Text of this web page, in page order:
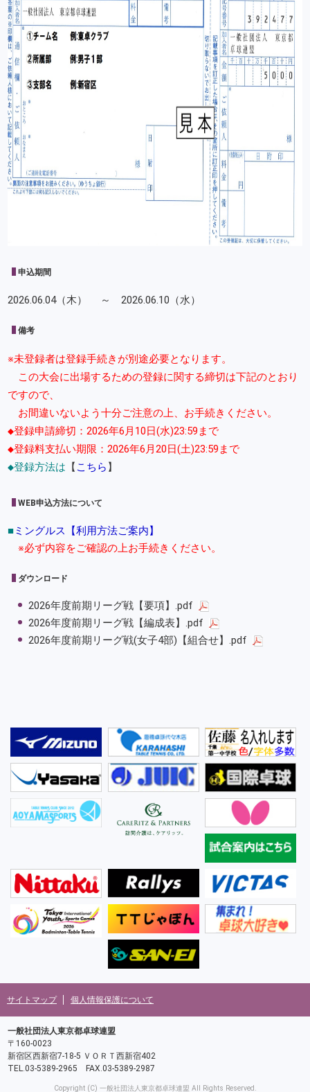
申込期間
2026.06.04（木） ～ 2026.06.10（水）
備考
※未登録者は登録手続きが別途必要となります。
この大会に出場するための登録に関する締切は下記のとおり
ですので、
お間違いないよう十分ご注意の上、お手続きください。
◆登録申請締切：2026年6月10日(水)23:59まで
◆登録料支払い期限：2026年6月20日(土)23:59まで
◆登録方法は 【 こちら 】
WEB申込方法について
■ミングルス【利用方法ご案内】
※必ず内容をご確認の上お手続きください。
ダウンロード
2026年度前期リーグ戦【要項】.pdf
2026年度前期リーグ戦【編成表】.pdf
2026年度前期リーグ戦(女子4部)【組合せ】.pdf
サイトマップ 個人情報保護について
一般社団法人東京都卓球連盟
〒160-0023
新宿区西新宿7-18-5 ＶＯＲＴ西新宿402
TEL.03-5389-2965 FAX.03-5389-2987
Copyright (C) 一般社団法人東京都卓球連盟 All Rights Reserved.